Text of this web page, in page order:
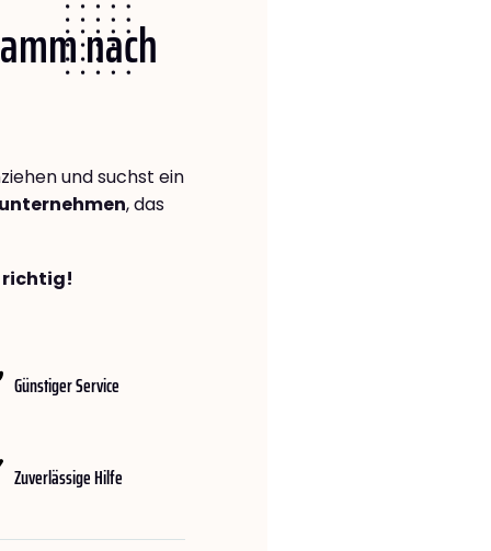
nach
und suchst ein
, das
richtig!
Günstiger Service
Zuverlässige Hilfe